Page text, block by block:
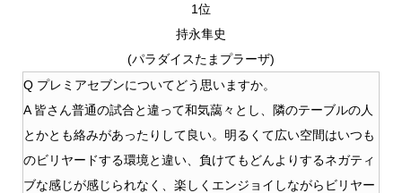
1位
持永隼史
(パラダイスたまプラーザ)
Q プレミアセブンについてどう思いますか。
A 皆さん普通の試合と違って和気藹々とし、隣のテーブルの人
とかとも絡みがあったりして良い。明るくて広い空間はいつも
のビリヤードする環境と違い、負けてもどんよりするネガティ
ブな感じが感じられなく、楽しくエンジョイしながらビリヤー